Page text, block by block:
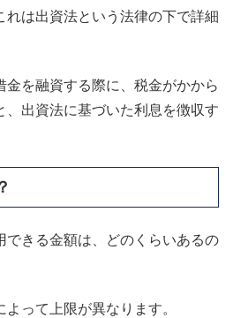
れは出資法という法律の下で詳細
金を融資する際に、税金がかから
、出資法に基づいた利息を徴収す
できる金額は、どのくらいあるの
って上限が異なります。